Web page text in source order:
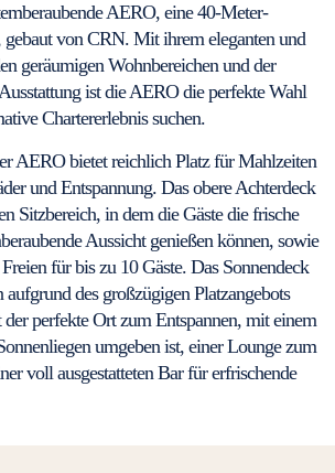
AERO, eine 40-Meter-
von CRN. Mit ihrem eleganten und
geräumigen Wohnbereichen und der
ist die AERO die perfekte Wahl
Chartererlebnis suchen.
AERO bietet reichlich Platz für Mahlzeiten
und Entspannung. Das obere Achterdeck
Sitzbereich, in dem die Gäste die frische
Aussicht genießen können, sowie
für bis zu 10 Gäste. Das Sonnendeck
des großzügigen Platzangebots
der perfekte Ort zum Entspannen, mit einem
umgeben ist, einer Lounge zum
voll ausgestatteten Bar für erfrischende